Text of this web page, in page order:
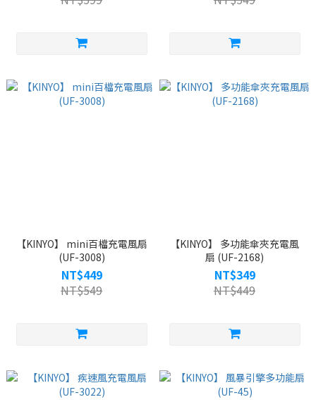
【KINYO】 mini百檔充電風扇
(UF-3008)
NT$449
NT$549
【KINYO】 多功能傘夾充電風
扇 (UF-2168)
NT$349
NT$449